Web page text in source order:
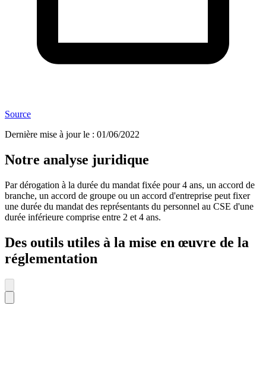
Source
Dernière mise à jour le : 01/06/2022
Notre analyse juridique
Par dérogation à la durée du mandat fixée pour 4 ans, un accord de
branche, un accord de groupe ou un accord d'entreprise peut fixer
une durée du mandat des représentants du personnel au CSE d'une
durée inférieure comprise entre 2 et 4 ans.
Des outils utiles à la mise en œuvre de la
réglementation